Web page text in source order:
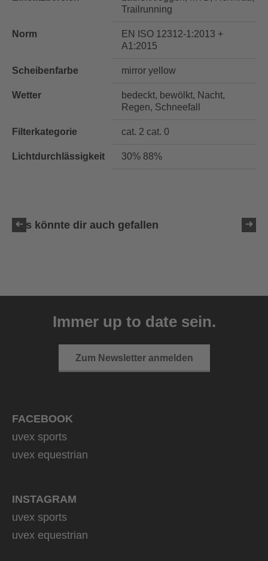
Trailrunning
Norm
EN ISO 12312-1:2013 +
A1:2015
Scheibenfarbe mirror yellow
Wetter
bedeckt, bewölkt, Nacht,
Regen, Schneefall
Filterkategorie cat. 2 cat. 0
Lichtdurchlässigkeit 30% 88%
Das könnte dir auch gefallen
149,95 € UVPImmer up to date sein.
Zum Newsletter anmelden
FACEBOOK
uvex sports
uvex equestrian
INSTAGRAM
uvex sports
uvex equestrian